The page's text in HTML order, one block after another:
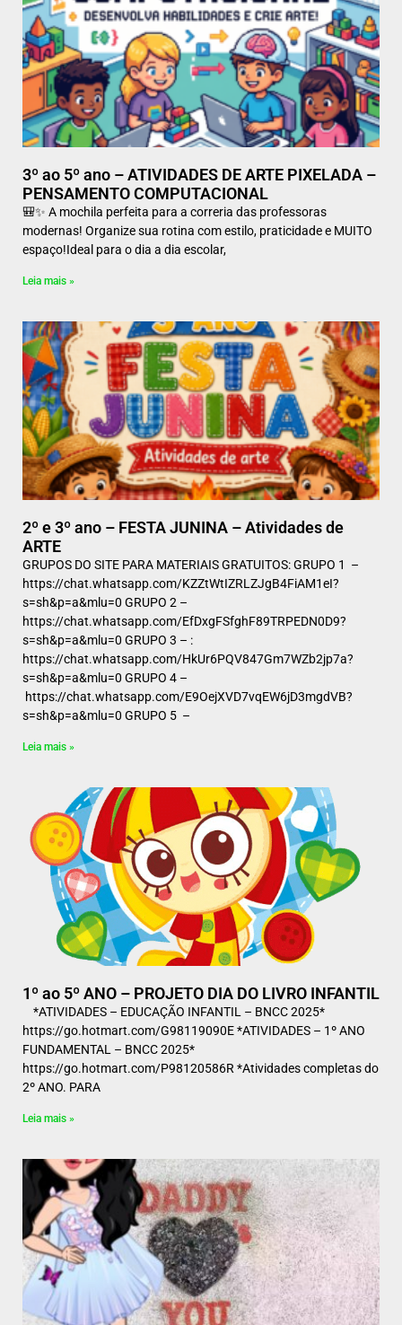
3º ao 5º ano – ATIVIDADES DE ARTE PIXELADA –
PENSAMENTO COMPUTACIONAL
🎒✨ A mochila perfeita para a correria das professoras
modernas! Organize sua rotina com estilo, praticidade e MUITO
espaço!Ideal para o dia a dia escolar,
Leia mais »
2º e 3º ano – FESTA JUNINA – Atividades de
ARTE
GRUPOS DO SITE PARA MATERIAIS GRATUITOS: GRUPO 1 –
https://chat.whatsapp.com/KZZtWtIZRLZJgB4FiAM1eI?
s=sh&p=a&mlu=0 GRUPO 2 –
https://chat.whatsapp.com/EfDxgFSfghF89TRPEDN0D9?
s=sh&p=a&mlu=0 GRUPO 3 – :
https://chat.whatsapp.com/HkUr6PQV847Gm7WZb2jp7a?
s=sh&p=a&mlu=0 GRUPO 4 –
https://chat.whatsapp.com/E9OejXVD7vqEW6jD3mgdVB?
s=sh&p=a&mlu=0 GRUPO 5 –
Leia mais »
1º ao 5º ANO – PROJETO DIA DO LIVRO INFANTIL
*ATIVIDADES – EDUCAÇÃO INFANTIL – BNCC 2025*
https://go.hotmart.com/G98119090E *ATIVIDADES – 1º ANO
FUNDAMENTAL – BNCC 2025*
https://go.hotmart.com/P98120586R *Atividades completas do
2º ANO. PARA
Leia mais »